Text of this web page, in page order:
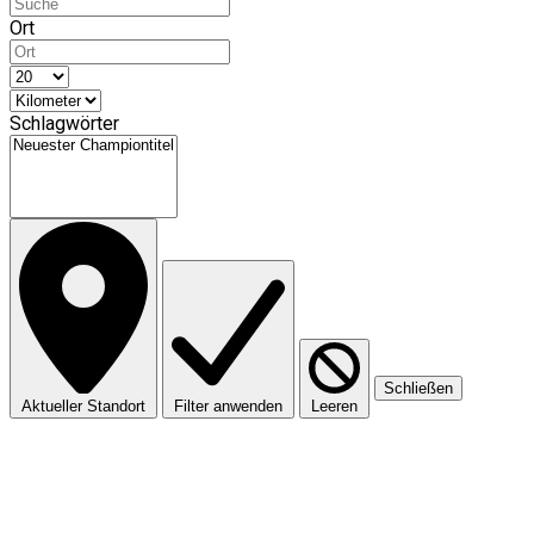
Ort
Schlagwörter
Aktueller Standort Filter anwenden Leeren
Schließen